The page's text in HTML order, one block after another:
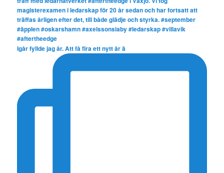
Igår fyllde jag år. Att få fira ett nytt år ä